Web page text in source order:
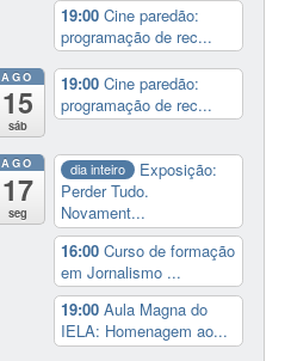
19:00Cine paredão:
programação de rec...
AGO
15
sáb
19:00Cine paredão:
programação de rec...
AGO
17
seg
dia inteiro
Exposição:
Perder Tudo.
Novament...
16:00Curso de formação
em Jornalismo ...
19:00Aula Magna do
IELA: Homenagem ao...